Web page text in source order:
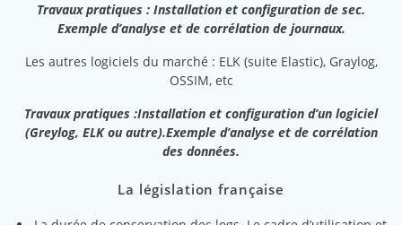
Travaux pratiques : Installation et configuration de sec.
Exemple d’analyse et de corrélation de journaux.
Les autres logiciels du marché : ELK (suite Elastic), Graylog,
OSSIM, etc
Travaux pratiques :Installation et configuration d’un logiciel
(Greylog, ELK ou autre).Exemple d’analyse et de corrélation
des données.
La législation française